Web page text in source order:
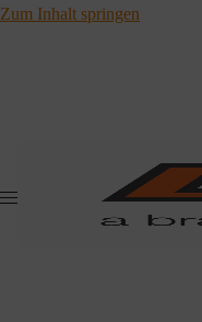
Zum Inhalt springen